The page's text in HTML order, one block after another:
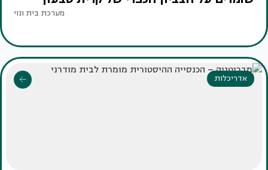
מערכת בית ונוי
אדריכלות